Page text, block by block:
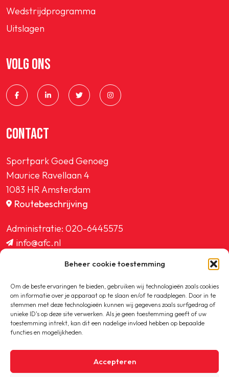
Beheer cookie toestemming
Om de beste ervaringen te bieden, gebruiken wij technologieën zoals cookies
om informatie over je apparaat op te slaan en/of te raadplegen. Door in te
stemmen met deze technologieën kunnen wij gegevens zoals surfgedrag of
unieke ID's op deze site verwerken. Als je geen toestemming geeft of uw
toestemming intrekt, kan dit een nadelige invloed hebben op bepaalde
functies en mogelijkheden.
Accepteren
Wedstrijdprogramma
Uitslagen
VOLG ONS
CONTACT
Sportpark Goed Genoeg
Maurice Ravellaan 4
1083 HR Amsterdam
Routebeschrijving
Administratie: 020-6445575
info@afc.nl
ledenadministratie@afc.nl
Copyright © 2020-2026 AFC